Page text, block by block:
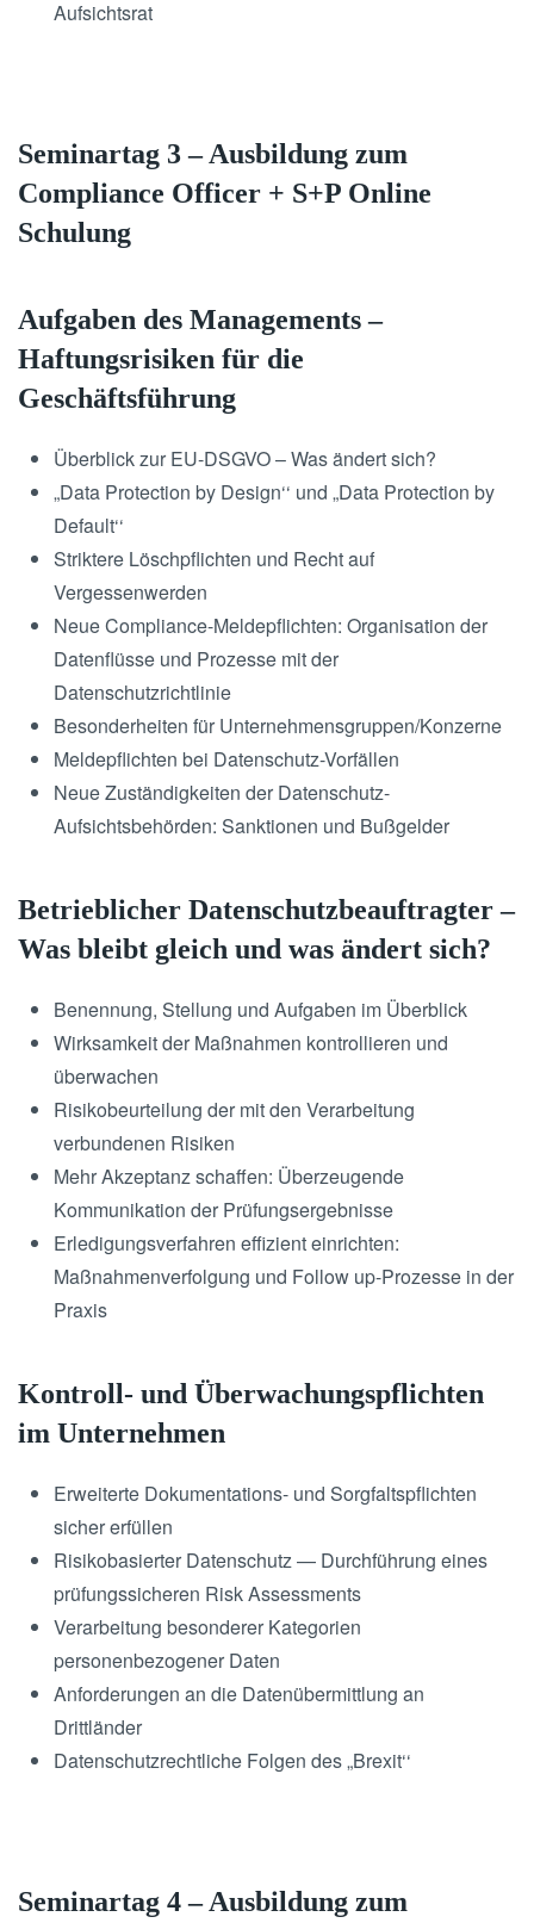
Aufsichtsrat
Seminartag 3 – Ausbildung zum
Compliance Officer + S+P Online
Schulung
Aufgaben des Managements –
Haftungsrisiken für die
Geschäftsführung
Überblick zur EU-DSGVO – Was ändert sich?
„Data Protection by Design‘‘ und „Data Protection by
Default‘‘
Striktere Löschpflichten und Recht auf
Vergessenwerden
Neue Compliance-Meldepflichten: Organisation der
Datenflüsse und Prozesse mit der
Datenschutzrichtlinie
Besonderheiten für Unternehmensgruppen/Konzerne
Meldepflichten bei Datenschutz-Vorfällen
Neue Zuständigkeiten der Datenschutz-
Aufsichtsbehörden: Sanktionen und Bußgelder
Betrieblicher Datenschutzbeauftragter –
Was bleibt gleich und was ändert sich?
Benennung, Stellung und Aufgaben im Überblick
Wirksamkeit der Maßnahmen kontrollieren und
überwachen
Risikobeurteilung der mit den Verarbeitung
verbundenen Risiken
Mehr Akzeptanz schaffen: Überzeugende
Kommunikation der Prüfungsergebnisse
Erledigungsverfahren effizient einrichten:
Maßnahmenverfolgung und Follow up-Prozesse in der
Praxis
Kontroll- und Überwachungspflichten
im Unternehmen
Erweiterte Dokumentations- und Sorgfaltspflichten
sicher erfüllen
Risikobasierter Datenschutz — Durchführung eines
prüfungssicheren Risk Assessments
Verarbeitung besonderer Kategorien
personenbezogener Daten
Anforderungen an die Datenübermittlung an
Drittländer
Datenschutzrechtliche Folgen des „Brexit‘‘
Seminartag 4 – Ausbildung zum